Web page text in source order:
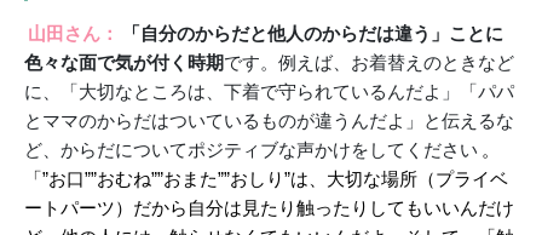
山田さん：
「自分のからだと他人のからだは違う」ことに
色々な面で気が付く時期です。例えば、お着替えのときなど
に、「大切なところは、下着で守られているんだよ」「パパ
とママのからだはついているものが違うんだよ」と伝えるな
ど、からだについてポジティブな声かけをしてください 。
「”お口””おむね””おまた””おしり”は、大切な場所（プライベ
ートパーツ）だから自分は見たり触ったりしてもいいんだけ